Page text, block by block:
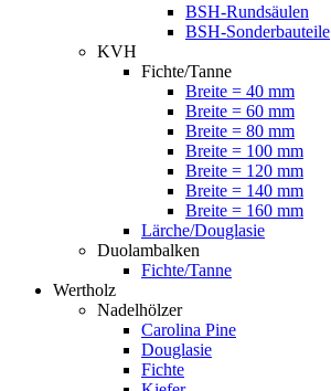
BSH-Rundsäulen
BSH-Sonderbauteile
KVH
Fichte/Tanne
Breite = 40 mm
Breite = 60 mm
Breite = 80 mm
Breite = 100 mm
Breite = 120 mm
Breite = 140 mm
Breite = 160 mm
Lärche/Douglasie
Duolambalken
Fichte/Tanne
Wertholz
Nadelhölzer
Carolina Pine
Douglasie
Fichte